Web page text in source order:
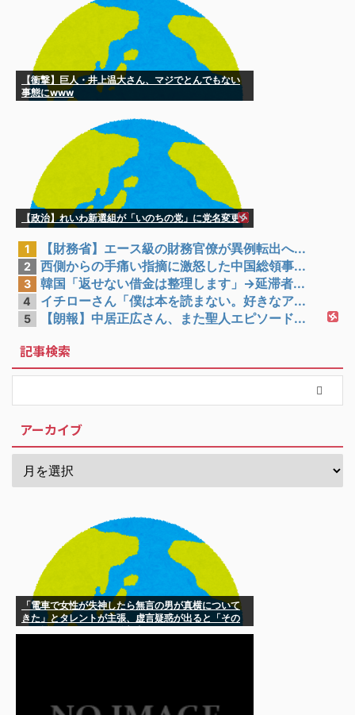
【衝撃】巨人・井上温大さん、マジでとんでもない
事態にwww
【政治】れいわ新選組が「いのちの党」に党名変更
1 【財務省】エース級の財務官僚が異例転出へ...
2 西側からの手痛い指摘に激怒した中国総領事...
3 韓国「返せない借金は整理します」→延滞者...
4 イチローさん「僕は本を読まない。好きなア...
5 【朗報】中居正広さん、また聖人エピソード...
記事検索
アーカイブ
「電車で女性が失神したら無言の男が真横について
きた」とタレントが主張、虚言疑惑が出ると「その